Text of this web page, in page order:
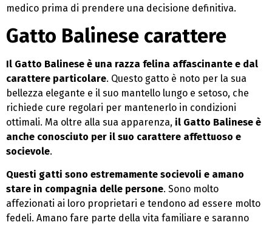
medico prima di prendere una decisione definitiva.
Gatto Balinese carattere
Il Gatto Balinese è una razza felina affascinante e dal
carattere particolare. Questo gatto è noto per la sua
bellezza elegante e il suo mantello lungo e setoso, che
richiede cure regolari per mantenerlo in condizioni
ottimali. Ma oltre alla sua apparenza, il Gatto Balinese è
anche conosciuto per il suo carattere affettuoso e
socievole.
Questi gatti sono estremamente socievoli e amano
stare in compagnia delle persone. Sono molto
affezionati ai loro proprietari e tendono ad essere molto
fedeli. Amano fare parte della vita familiare e saranno